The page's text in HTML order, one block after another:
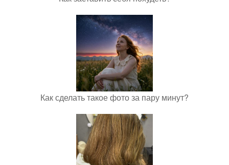
Как сделать такое фото за пару минут?